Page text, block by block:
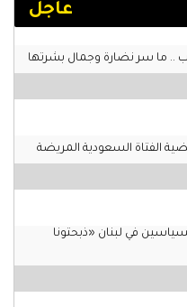
عاجل
.. ما سر نضارة وجمال بشرتها
الفتاة السعودية المريضة
في لبنان «ذبحتونا